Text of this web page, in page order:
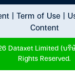
| Term of Use|
Content
Dataxet Limited (บริ
Rights Reserved.